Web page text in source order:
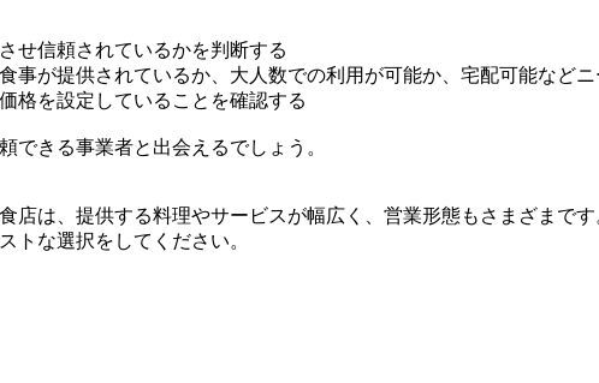
せ信頼されているかを判断する
事が提供されているか、大人数での利用が可能か、宅配可能など
格を設定していることを確認する
できる事業者と出会えるでしょう。
店は、提供する料理やサービスが幅広く、営業形態もさまざまです
トな選択をしてください。